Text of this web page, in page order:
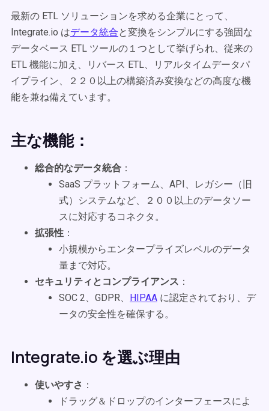
最新の ETL ソリューションを求める企業にとって、
Integrate.io はデータ統合と変換をシンプルにする強固な
データベース ETL ツールの１つとして挙げられ、従来の
ETL 機能に加え、リバース ETL、リアルタイムデータパ
イプライン、２２０以上の構築済み変換などの高度な機
能を兼ね備えています。
主な機能：
総合的なデータ統合 ：
SaaS プラットフォーム、API、レガシー（旧
式）システムなど、２００以上のデータソー
スに対応するコネクタ。
拡張性 ：
小規模からエンタープライズレベルのデータ
量まで対応。
セキュリティとコンプライアンス ：
SOC 2、GDPR、 HIPAA に認定されており、デ
ータの安全性を確保する。
Integrate.io を選ぶ理由
使いやすさ ：
ドラッグ＆ドロップのインターフェースによ